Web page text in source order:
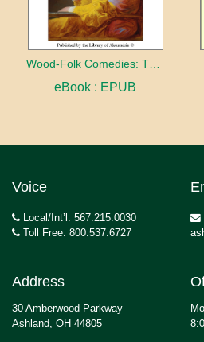
Wood-Folk Comedies: The Play of Wild-animal Life on a Natural Stage
eBook : EPUB
Voice
Local/Int’l: 567.215.0030
Toll Free: 800.537.6727
Address
30 Amberwood Parkway
Ashland, OH 44805